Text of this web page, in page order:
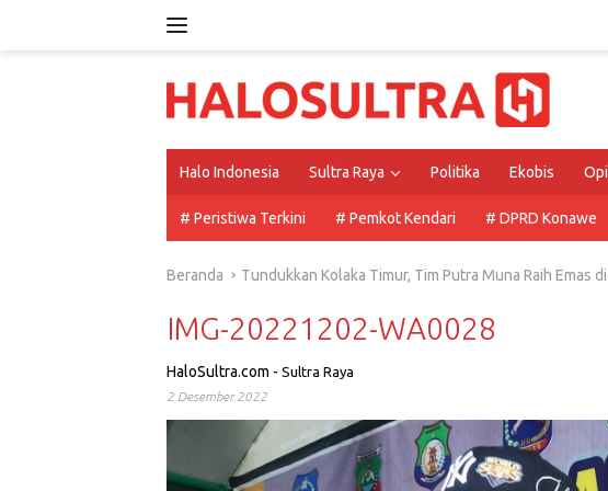
Halo Indonesia Sultra Raya Politika Ekobis
# Peristiwa Terkini # Pemkot Kendari # DPRD Konawe
Beranda Tundukkan Kolaka Timur, Tim Putra Muna Raih Emas
IMG-20221202-WA0028
HaloSultra.com - Sultra Raya
2 Desember 2022